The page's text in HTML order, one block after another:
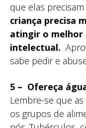
que elas
criança precisa
atingir o melhor
intelectual.
sabe pedir e
5 – Ofereça
Lembre-se que
os grupos de